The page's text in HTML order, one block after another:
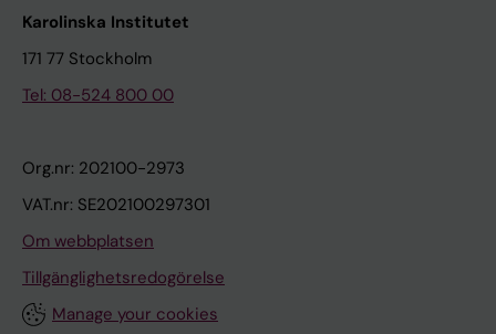
Karolinska Institutet
171 77 Stockholm
Tel: 08-524 800 00
Org.nr: 202100-2973
VAT.nr: SE202100297301
Om webbplatsen
Tillgänglighetsredogörelse
Manage your cookies